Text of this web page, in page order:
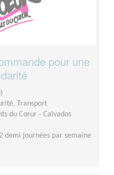
pour une
Transport
du Cœur - Calvados
2 demi journées par semaine